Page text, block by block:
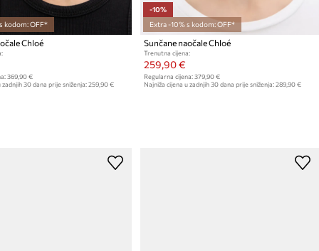
kodom: OFF*
Chloé
369,90 €
zadnjih 30 dana prije sniženja: 259,90 €
-10%
Extra -10% s kodom: OFF*
Sunčane naočale Chloé
Trenutna cijena:
259,90 €
Regularna cijena: 379,90 €
Najniža cijena u zadnjih 30 dana prije sniženja: 289,90 €